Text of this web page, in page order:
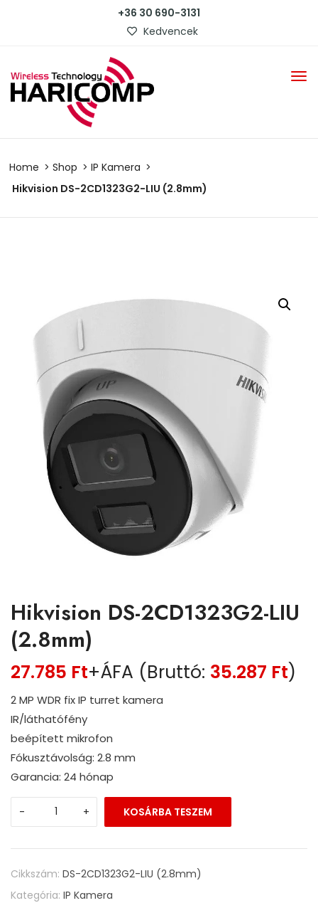
+36 30 690-3131
Kedvencek
Home Shop
IP Kamera
Hikvision DS-2CD1323G2-LIU (2.8mm)
Hikvision DS-2CD1323G2-LIU
(2.8mm)
27.785 Ft+ÁFA (Bruttó: 35.287 Ft)
2 MP WDR fix IP turret kamera
IR/láthatófény
beépített mikrofon
Fókusztávolság: 2.8 mm
Garancia: 24 hónap
- + KOSÁRBA TESZEM
Cikkszám: DS-2CD1323G2-LIU (2.8mm)
Kategória: IP Kamera